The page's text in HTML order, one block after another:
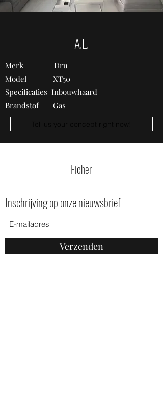
A.L.
Merk Dru
Model XT50
Specificaties Inbouwhaard
Brandstof Gas
Ficher
Inschrijving op onze nieuwsbrief
Verzenden
info@ficher.be